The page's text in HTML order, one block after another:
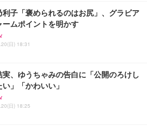
利子「褒められるのはお尻」、グラビア
ームポイントを明かす
日) 18:31
実、ゆうちゃみの告白に「公開のろけし
」「かわいい」
日) 18:25